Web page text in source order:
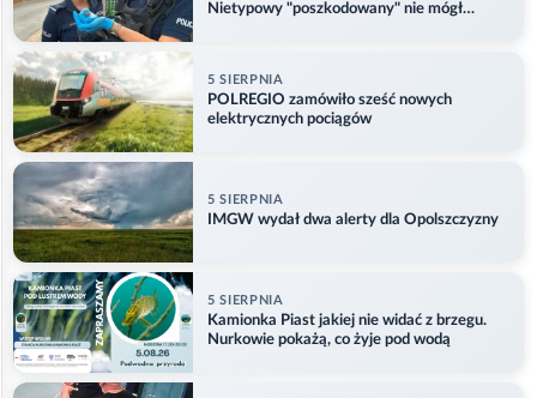
Nietypowy "poszkodowany" nie mógł
5 SIERPNIA
POLREGIO zamówiło sześć nowych
elektrycznych pociągów
5 SIERPNIA
IMGW wydał dwa alerty dla Opolszczyzny
5 SIERPNIA
Kamionka Piast jakiej nie widać z brzegu.
Nurkowie pokażą, co żyje pod wodą